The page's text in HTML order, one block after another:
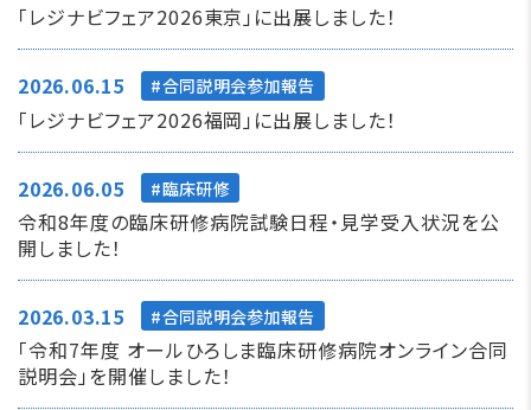
「レジナビフェア2026東京」に出展しました！
2026.06.15 合同説明会参加報告
「レジナビフェア2026福岡」に出展しました！
2026.06.05 臨床研修
令和8年度の臨床研修病院試験日程・見学受入状況を公
開しました！
2026.03.15 合同説明会参加報告
「令和7年度 オールひろしま臨床研修病院オンライン合同
説明会」を開催しました！